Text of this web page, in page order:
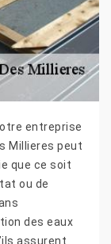
entreprise
Millieres peut
que ce soit
ou de
des eaux
assurent